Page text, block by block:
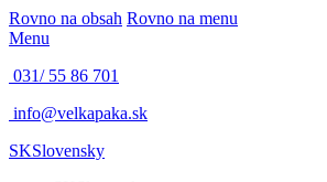
Rovno na obsah Rovno na menu
Menu
031/ 55 86 701
info@velkapaka.sk
SKSlovensky